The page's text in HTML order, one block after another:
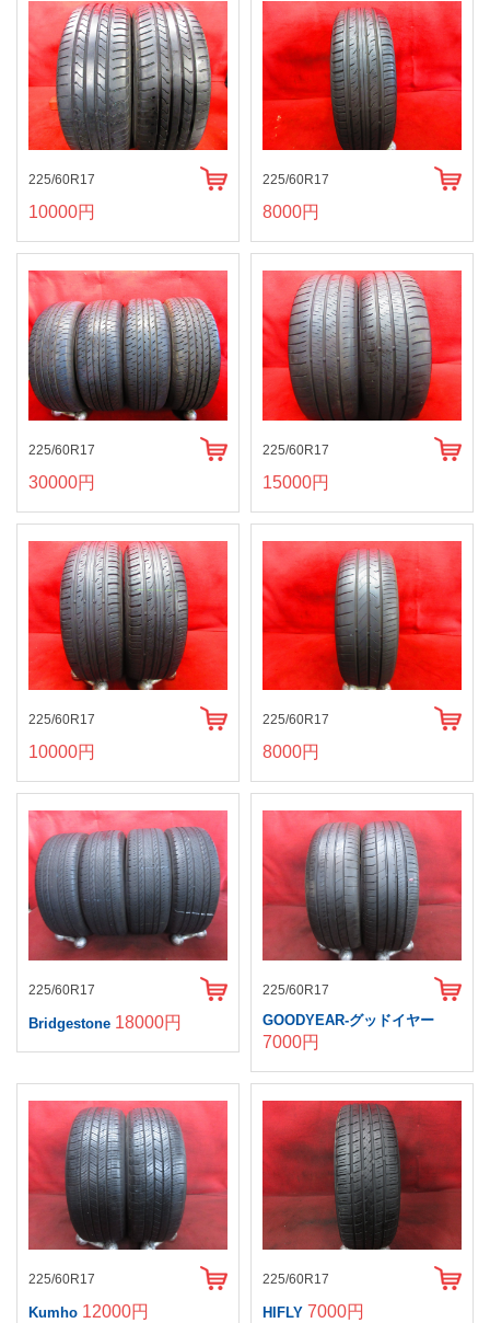
225/60R17
10000円
225/60R17
8000円
225/60R17
30000円
225/60R17
15000円
225/60R17
10000円
225/60R17
8000円
225/60R17
Bridgestone 18000円
225/60R17
GOODYEAR-グッドイヤー
7000円
225/60R17
Kumho 12000円
225/60R17
HIFLY 7000円